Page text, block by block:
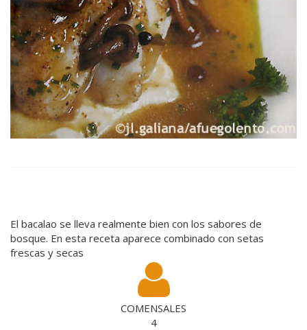
El bacalao se lleva realmente bien con los sabores de
bosque. En esta receta aparece combinado con setas
frescas y secas
COMENSALES
4